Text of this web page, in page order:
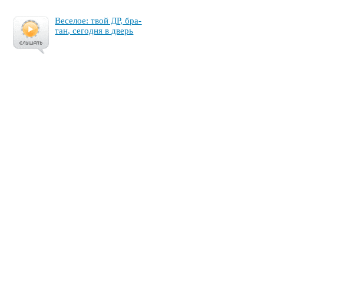
Ве­се­лое: твой ДР, бра­
тан, се­год­ня в дверь